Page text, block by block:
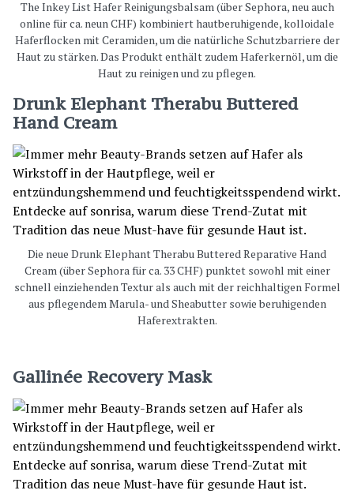
The Inkey List Hafer Reinigungsbalsam (über Sephora, neu auch
online für ca. neun CHF) kombiniert hautberuhigende, kolloidale
Haferflocken mit Ceramiden, um die natürliche Schutzbarriere der
Haut zu stärken. Das Produkt enthält zudem Haferkernöl, um die
Haut zu reinigen und zu pflegen.
Drunk Elephant Therabu Buttered
Hand Cream
Die neue Drunk Elephant Therabu Buttered Reparative Hand
Cream (über Sephora für ca. 33 CHF) punktet sowohl mit einer
schnell einziehenden Textur als auch mit der reichhaltigen Formel
aus pflegendem Marula- und Sheabutter sowie beruhigenden
Haferextrakten.
Gallinée Recovery Mask